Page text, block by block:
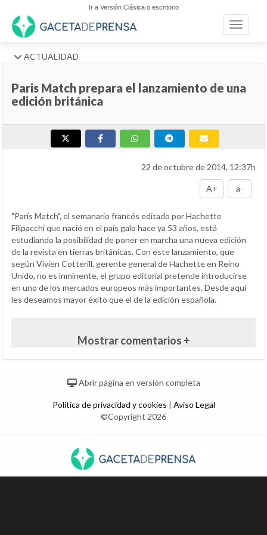
Ir a Versión Clásica o escritorio
Toggle
ACTUALIDAD
Paris Match prepara el lanzamiento de una
edición británica
22 de octubre de 2014, 12:37h
A+ a-
"París Match", el semanario francés editado por Hachette
Filipacchi que nació en el país galo hace ya 53 años, está
estudiando la posibilidad de poner en marcha una nueva edición
de la revista en tierras británicas. Con este lanzamiento, que
según Vivien Cotterill, gerente general de Hachette en Reino
Unido, no es inminente, el grupo editorial pretende introducirse
en uno de los mercados europeos más importantes. Desde aquí
les deseamos mayor éxito que el de la edición española.
Mostrar comentarios +
Abrir página en versión completa
Política de privacidad y cookies | Aviso Legal
©Copyright 2026